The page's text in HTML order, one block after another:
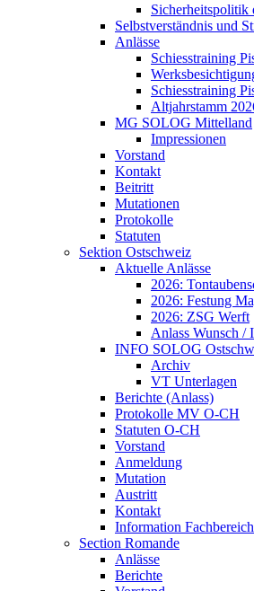
Sicherheitspolitik
Selbstverständnis und
Anlässe
Schiesstraining
Schiesstraining
Altjahrstamm
MG SOLOG Mittelland
Impressionen
Vorstand
Kontakt
Beitritt
Mutationen
Protokolle
Statuten
Sektion Ostschweiz
Aktuelle Anlässe
2026:
2026: Festung
2026: ZSG Werft
Anlass Wunsch /
INFO SOLOG
Archiv
VT Unterlagen
Berichte (Anlass)
Protokolle MV O-CH
Statuten O-CH
Vorstand
Anmeldung
Mutation
Austritt
Kontakt
Information Fachbereich
Section Romande
Anlässe
Berichte